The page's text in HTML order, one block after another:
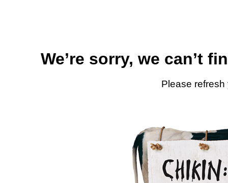
We’re sorry, we can’t
Please refresh